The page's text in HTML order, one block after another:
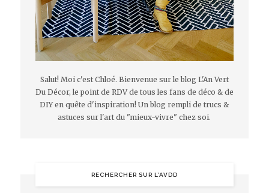
Salut! Moi c'est Chloé. Bienvenue sur le blog L'An Vert
Du Décor, le point de RDV de tous les fans de déco & de
DIY en quête d'inspiration! Un blog rempli de trucs &
astuces sur l'art du "mieux-vivre" chez soi.
RECHERCHER SUR L’AVDD